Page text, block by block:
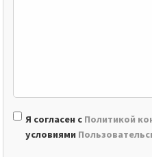
Я согласен с Политикой
условиями